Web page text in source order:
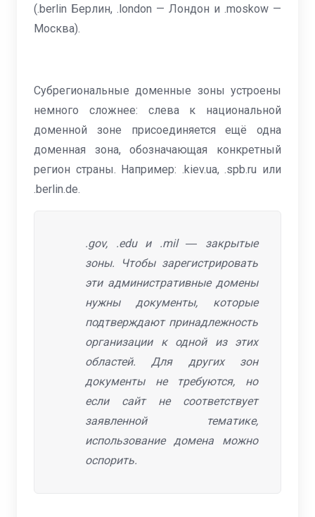
(.berlin Берлин, .london — Лондон и .moskow —
Москва).
Субрегиональные доменные зоны устроены
немного сложнее: слева к национальной
доменной зоне присоединяется ещё одна
доменная зона, обозначающая конкретный
регион страны. Например: .kiev.ua, .spb.ru или
.berlin.de.
.gov, .edu и .mil ― закрытые
зоны. Чтобы зарегистрировать
эти административные домены
нужны документы, которые
подтверждают принадлежность
организации к одной из этих
областей. Для других зон
документы не требуются, но
если сайт не соответствует
заявленной тематике,
использование домена можно
оспорить.